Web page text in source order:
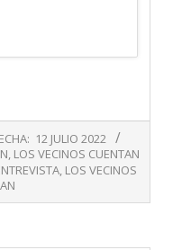
12 JULIO 2022
, LOS VECINOS CUENTAN
, LOS VECINOS